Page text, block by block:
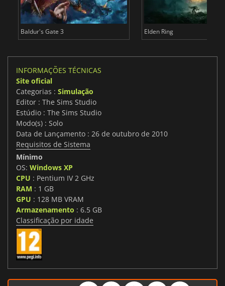
Baldur's Gate 3 Elden Ring
INFORMAÇÕES TÉCNICAS
Site oficial
Categorias : Simulação
Editor : The Sims Studio
Estúdio : The Sims Studio
Modo(s) : Solo
Data de Lançamento : 26 de outubro de 2010
Requisitos de Sistema
Mínimo
OS: Windows XP
CPU : Pentium IV 2 GHz
RAM : 1 GB
GPU : 128 MB VRAM
Armazenamento : 6.5 GB
Classificação por idade